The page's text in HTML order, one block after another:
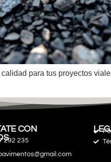
para tus proyectos
CON
292 235